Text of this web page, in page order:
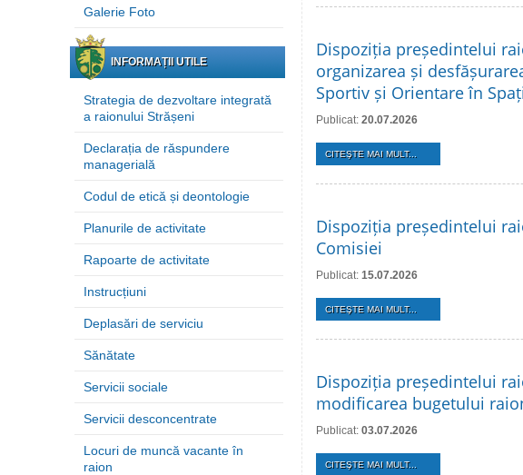
Galerie Foto
INFORMAȚII UTILE
Strategia de dezvoltare integrată
a raionului Strășeni
Declarația de răspundere
managerială
Codul de etică și deontologie
Planurile de activitate
Rapoarte de activitate
Instrucțiuni
Deplasări de serviciu
Sănătate
Servicii sociale
Servicii desconcentrate
Locuri de muncă vacante în
raion
Dispoziția președintelui
organizarea și
Sportiv și Orientare în
Publicat: 20.07.2026
CITEŞTE MAI MULT...
Dispoziția președintelui
Comisiei
Publicat: 15.07.2026
CITEŞTE MAI MULT...
Dispoziția președintelui
modificarea bugetului
Publicat: 03.07.2026
CITEŞTE MAI MULT...